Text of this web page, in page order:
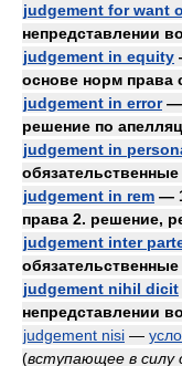
judgement for want
непредставлении
judgement in equity
основе норм права
judgement in error—
решение по
judgement in
judgement in rem —
права 2. решение,
judgement inter
judgement nihil dicit
непредставлении
judgement nisi —
(вступающее в силу